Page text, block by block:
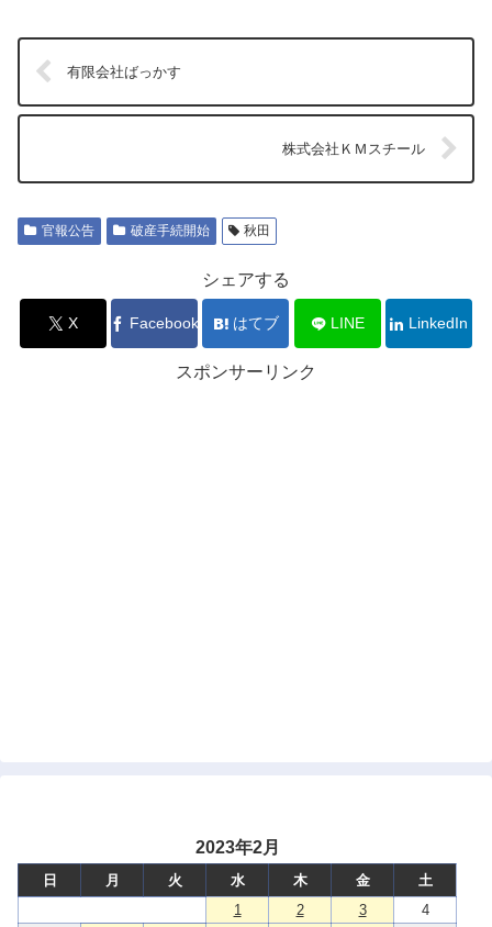
有限会社ばっかす
株式会社ＫＭスチール
官報公告 破産手続開始 秋田
シェアする
X Facebook はてブ LINE LinkedIn
スポンサーリンク
2023年2月
日 月 火 水 木 金
土
1
2 3
4